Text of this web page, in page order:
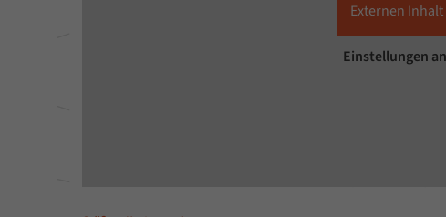
Externen
Einstellungen